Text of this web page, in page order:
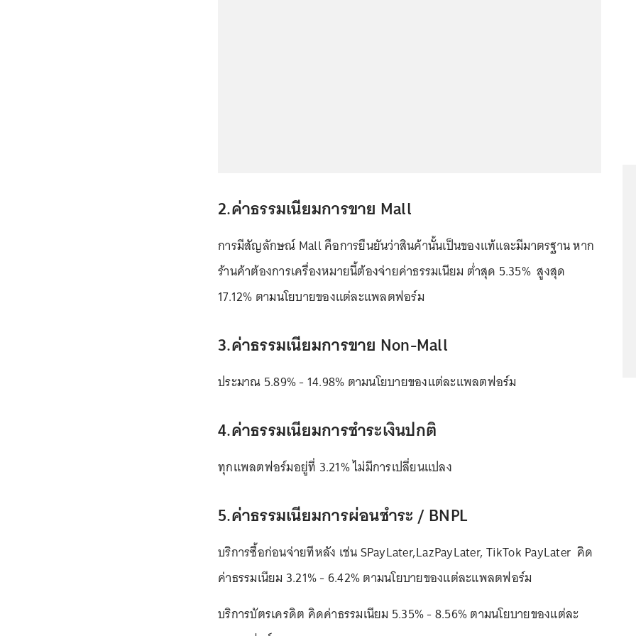
2.ค่าธรรมเนียมการขาย Mall
การมีสัญลักษณ์ Mall คือการยืนยันว่าสินค้านั้นเป็นของแท้และมีมาตรฐาน หาก
ร้านค้าต้องการเครื่องหมายนี้ต้องจ่ายค่าธรรมเนียม ต่ำสุด 5.35% สูงสุด
17.12% ตามนโยบายของแต่ละแพลตฟอร์ม
3.ค่าธรรมเนียมการขาย Non-Mall
ประมาณ 5.89% - 14.98% ตามนโยบายของแต่ละแพลตฟอร์ม
4.ค่าธรรมเนียมการชำระเงินปกติ
ทุกแพลตฟอร์มอยู่ที่ 3.21% ไม่มีการเปลี่ยนแปลง
5.ค่าธรรมเนียมการผ่อนชำระ / BNPL
บริการซื้อก่อนจ่ายทีหลัง เช่น SPayLater,LazPayLater, TikTok PayLater คิด
ค่าธรรมเนียม 3.21% - 6.42% ตามนโยบายของแต่ละแพลตฟอร์ม
บริการบัตรเครดิต คิดค่าธรรมเนียม 5.35% - 8.56% ตามนโยบายของแต่ละ